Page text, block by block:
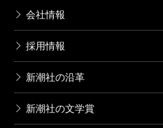
会社情報
採用情報
新潮社の沿革
新潮社の文学賞